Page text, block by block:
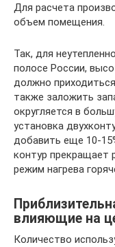
Для расчета
объем помещения.
Так, для
полосе России,
должно
также заложить
округляется в
установка
добавить еще 10-
контур прекращает
режим нагрева
влияющие на
Количество